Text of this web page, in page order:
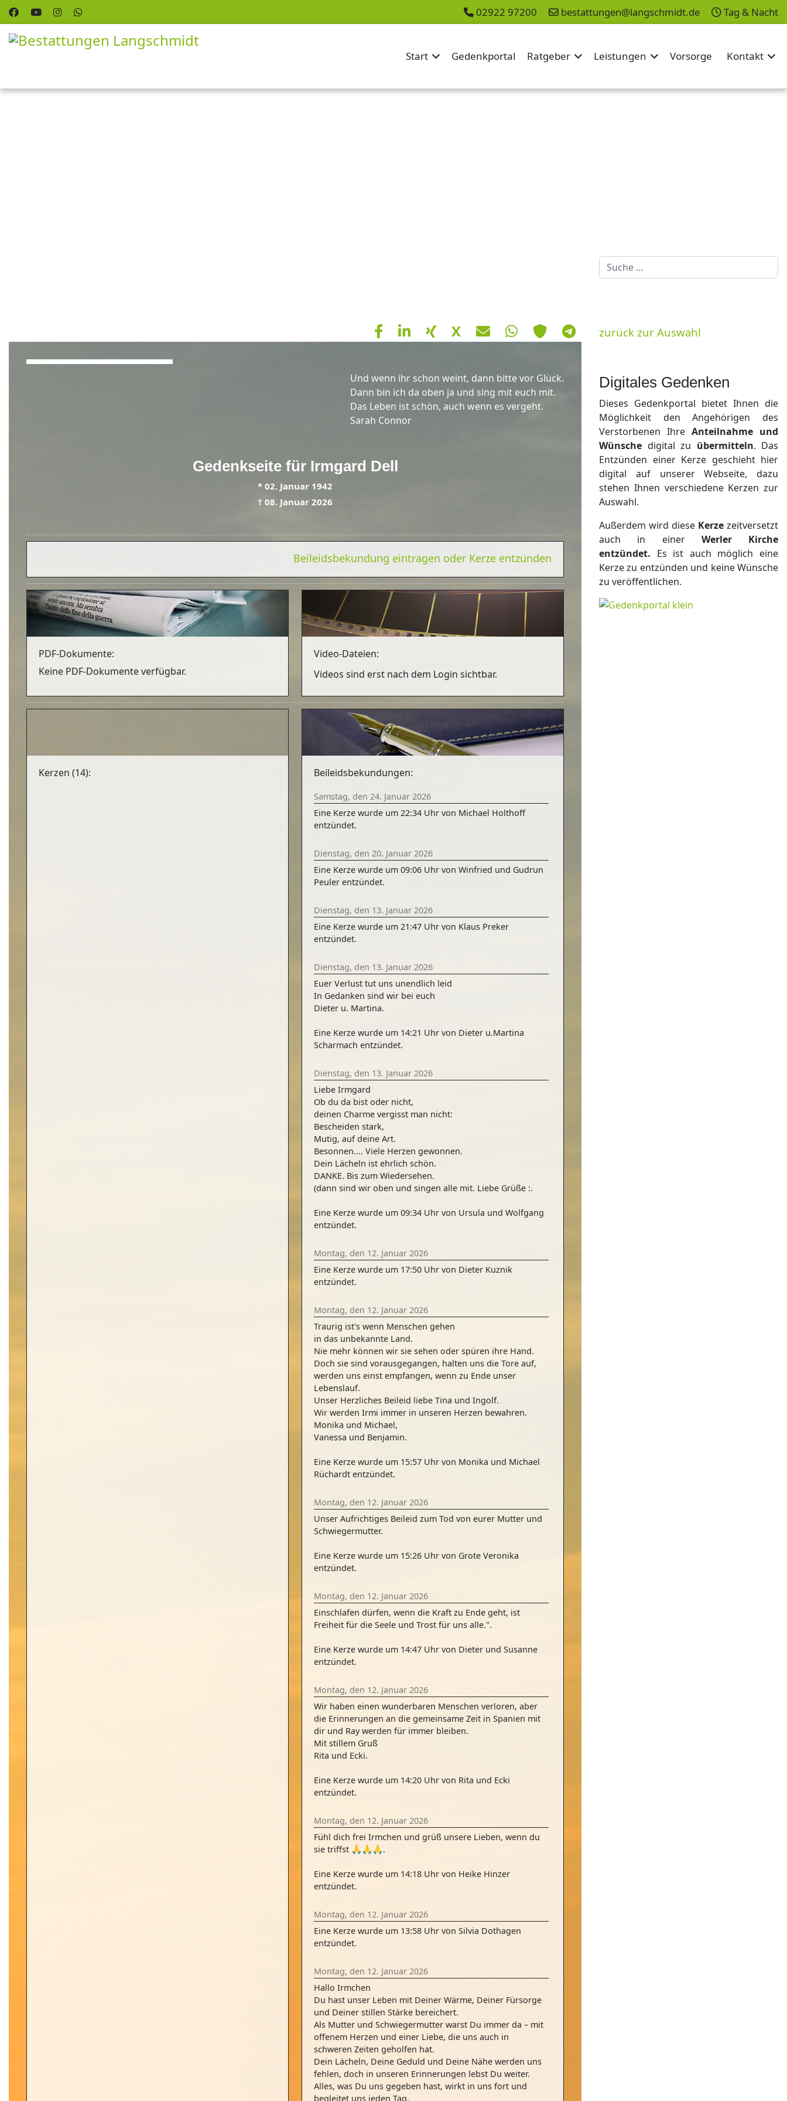
02922 97200 bestattungen@langschmidt.de Tag & Nacht
Start Gedenkportal Ratgeber Leistungen Vorsorge Kontakt
Suchen
Hinweis
X
Und wenn ihr schon weint, dann bitte vor Glück.
Dann bin ich da oben ja und sing mit euch mit.
Das Leben ist schön, auch wenn es vergeht.
Sarah Connor
Gedenkseite für Irmgard Dell
* 02. Januar 1942
† 08. Januar 2026
Beileidsbekundung eintragen oder Kerze entzünden
PDF-Dokumente:
Keine PDF-Dokumente verfügbar.
Video-Dateien:
Videos sind erst nach dem Login sichtbar.
Kerzen (14): Beileidsbekundungen:
Samstag, den 24. Januar 2026
Eine Kerze wurde um 22:34 Uhr von Michael Holthoff
entzündet.
Dienstag, den 20. Januar 2026
Eine Kerze wurde um 09:06 Uhr von Winfried und Gudrun
Peuler entzündet.
Dienstag, den 13. Januar 2026
Eine Kerze wurde um 21:47 Uhr von Klaus Preker
entzündet.
Dienstag, den 13. Januar 2026
Euer Verlust tut uns unendlich leid
In Gedanken sind wir bei euch
Dieter u. Martina.
Eine Kerze wurde um 14:21 Uhr von Dieter u.Martina
Scharmach entzündet.
Dienstag, den 13. Januar 2026
Liebe Irmgard
Ob du da bist oder nicht,
deinen Charme vergisst man nicht:
Bescheiden stark,
Mutig, auf deine Art.
Besonnen.... Viele Herzen gewonnen.
Dein Lächeln ist ehrlich schön.
DANKE. Bis zum Wiedersehen.
(dann sind wir oben und singen alle mit. Liebe Grüße :.
Eine Kerze wurde um 09:34 Uhr von Ursula und Wolfgang
entzündet.
Montag, den 12. Januar 2026
Eine Kerze wurde um 17:50 Uhr von Dieter Kuznik
entzündet.
Montag, den 12. Januar 2026
Traurig ist's wenn Menschen gehen
in das unbekannte Land.
Nie mehr können wir sie sehen oder spüren ihre Hand.
Doch sie sind vorausgegangen, halten uns die Tore auf,
werden uns einst empfangen, wenn zu Ende unser
Lebenslauf.
Unser Herzliches Beileid liebe Tina und Ingolf.
Wir werden Irmi immer in unseren Herzen bewahren.
Monika und Michael,
Vanessa und Benjamin.
Eine Kerze wurde um 15:57 Uhr von Monika und Michael
Rüchardt entzündet.
Montag, den 12. Januar 2026
Unser Aufrichtiges Beileid zum Tod von eurer Mutter und
Schwiegermutter.
Eine Kerze wurde um 15:26 Uhr von Grote Veronika
entzündet.
Montag, den 12. Januar 2026
Einschlafen dürfen, wenn die Kraft zu Ende geht, ist
Freiheit für die Seele und Trost für uns alle.".
Eine Kerze wurde um 14:47 Uhr von Dieter und Susanne
entzündet.
Montag, den 12. Januar 2026
Wir haben einen wunderbaren Menschen verloren, aber
die Erinnerungen an die gemeinsame Zeit in Spanien mit
dir und Ray werden für immer bleiben.
Mit stillem Gruß
Rita und Ecki.
Eine Kerze wurde um 14:20 Uhr von Rita und Ecki
entzündet.
Montag, den 12. Januar 2026
Fühl dich frei Irmchen und grüß unsere Lieben, wenn du
sie triffst 🙏🙏🙏.
Eine Kerze wurde um 14:18 Uhr von Heike Hinzer
entzündet.
Montag, den 12. Januar 2026
Eine Kerze wurde um 13:58 Uhr von Silvia Dothagen
entzündet.
Montag, den 12. Januar 2026
Hallo Irmchen
Du hast unser Leben mit Deiner Wärme, Deiner Fürsorge
und Deiner stillen Stärke bereichert.
Als Mutter und Schwiegermutter warst Du immer da – mit
offenem Herzen und einer Liebe, die uns auch in
schweren Zeiten geholfen hat.
Dein Lächeln, Deine Geduld und Deine Nähe werden uns
fehlen, doch in unseren Erinnerungen lebst Du weiter.
Alles, was Du uns gegeben hast, wirkt in uns fort und
begleitet uns jeden Tag.
zurück zur Auswahl
Digitales Gedenken
Dieses Gedenkportal bietet Ihnen die
Möglichkeit den Angehörigen des
Verstorbenen Ihre Anteilnahme und
Wünsche digital zu übermitteln. Das
Entzünden einer Kerze geschieht hier
digital auf unserer Webseite, dazu
stehen Ihnen verschiedene Kerzen zur
Auswahl.
Außerdem wird diese Kerze zeitversetzt
auch in einer Werler Kirche
entzündet. Es ist auch möglich eine
Kerze zu entzünden und keine Wünsche
zu veröffentlichen.